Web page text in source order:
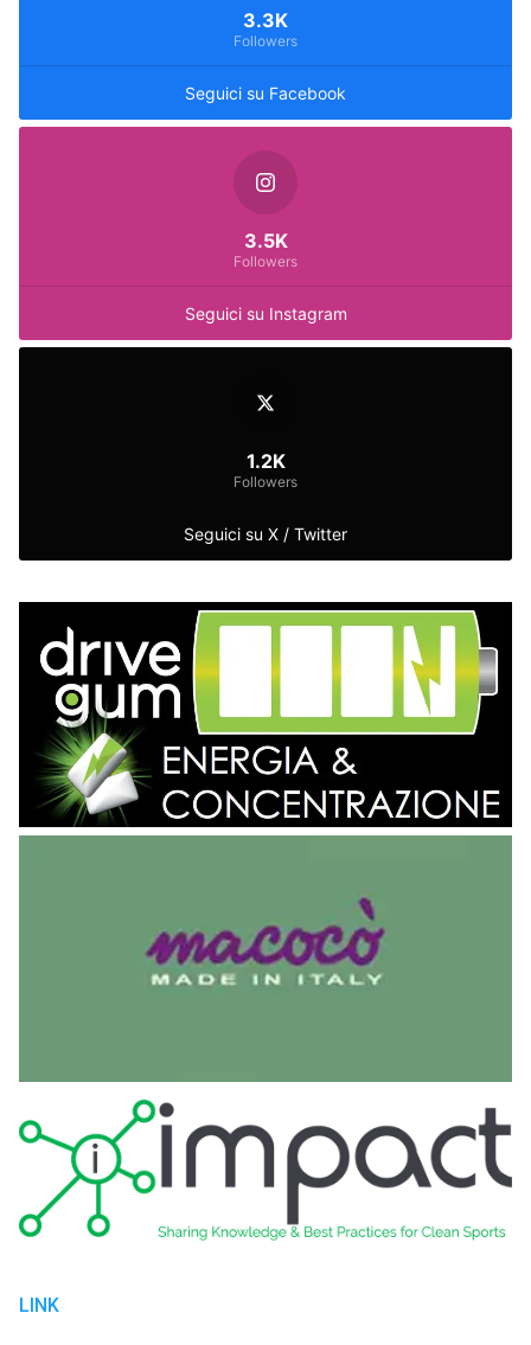
Seguici su Facebook
3.3K
Followers
Seguici su Instagram
3.5K
Followers
Seguici su X / Twitter
1.2K
Followers
LINK